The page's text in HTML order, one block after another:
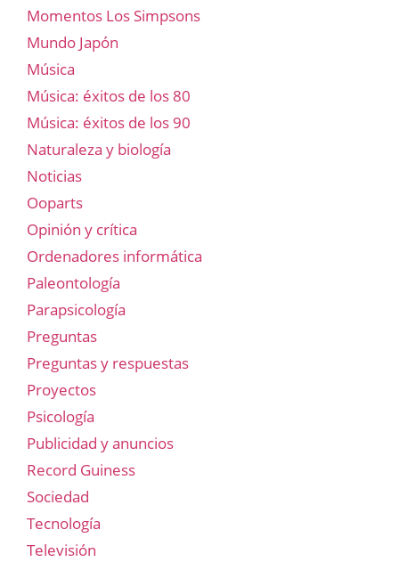
Momentos Los Simpsons
Mundo Japón
Música
Música: éxitos de los 80
Música: éxitos de los 90
Naturaleza y biología
Noticias
Ooparts
Opinión y crítica
Ordenadores informática
Paleontología
Parapsicología
Preguntas
Preguntas y respuestas
Proyectos
Psicología
Publicidad y anuncios
Record Guiness
Sociedad
Tecnología
Televisión